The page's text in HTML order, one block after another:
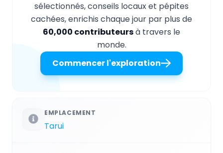
sélectionnés, conseils locaux et pépites
cachées, enrichis chaque jour par plus de
60,000 contributeursà travers le
monde.
Commencer l'exploration
EMPLACEMENT
Tarui